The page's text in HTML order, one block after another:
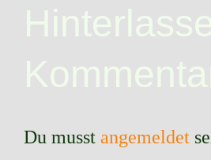
Du musst angemeldet